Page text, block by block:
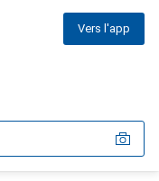
Vers l'app